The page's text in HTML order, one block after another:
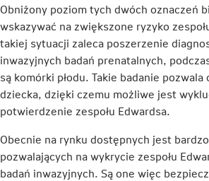
Obniżony poziom tych dwóch oznaczeń
wskazywać na zwiększone ryzyko
takiej sytuacji zaleca poszerzenie
inwazyjnych badań prenatalnych,
są komórki płodu. Takie badanie
dziecka, dzięki czemu możliwe jest
potwierdzenie zespołu Edwardsa.
Obecnie na rynku dostępnych jest
pozwalających na wykrycie zespołu
badań inwazyjnych. Są one więc